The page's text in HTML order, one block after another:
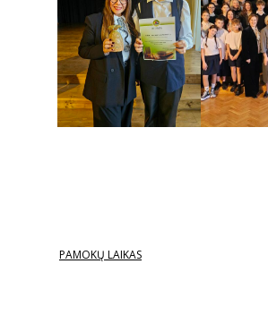
PAMOKŲ LAIKAS